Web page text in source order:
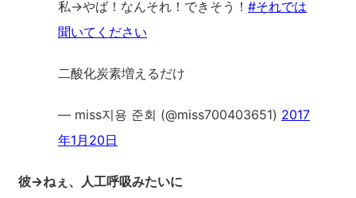
私→やば！なんそれ！できそう！ #それでは
聞いてください
二酸化炭素増えるだけ
— miss지용 준회 (@miss700403651) 2017
年1月20日
彼→ねぇ、人工呼吸みたいに